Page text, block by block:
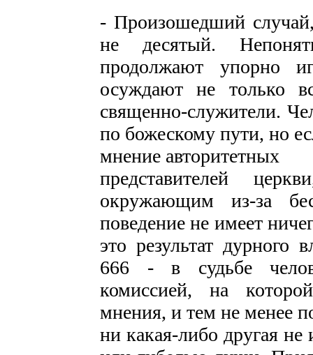
- Произошедший
не десятый.
продолжают упорно
осуждают не только
священно-служители.
по божескому пути, но
мнение авторитетных
представителей
окружающим из-за
поведение не имеет
это результат дурного
666 - в судьбе
комиссией, на
мнения, и тем не менее
ни какая-либо другая не